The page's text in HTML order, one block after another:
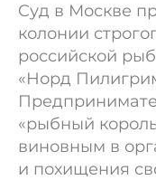
Cуд в Москве
колонии
российской
«Норд
«рыбный
виновным в
и похищения